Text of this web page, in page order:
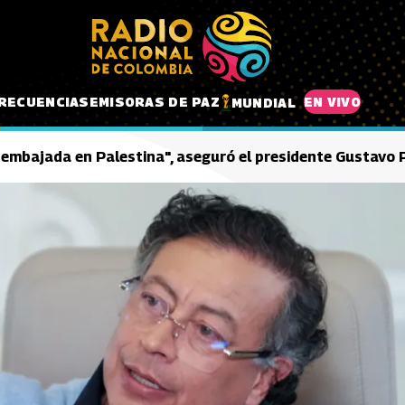
EMISORAS DE PAZ MUNDIAL EN VIVO
en Palestina", aseguró el presidente Gustavo